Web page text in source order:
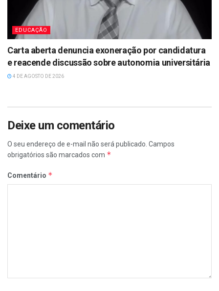
EDUCAÇÃO
Carta aberta denuncia exoneração por candidatura
e reacende discussão sobre autonomia universitária
4 DE AGOSTO DE 2026
Deixe um comentário
O seu endereço de e-mail não será publicado. Campos
obrigatórios são marcados com *
Comentário *